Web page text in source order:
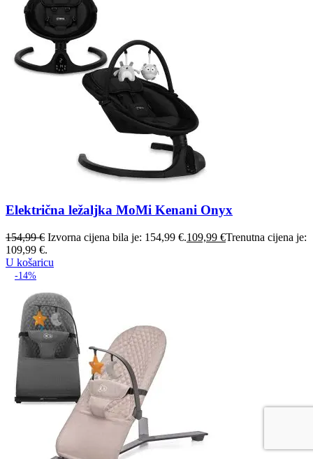
Električna ležaljka MoMi Kenani Onyx
154,99€ Izvorna cijena bila je: 154,99 €.109,99 €Trenutna cijena je:
109,99 €.
U košaricu
-14%